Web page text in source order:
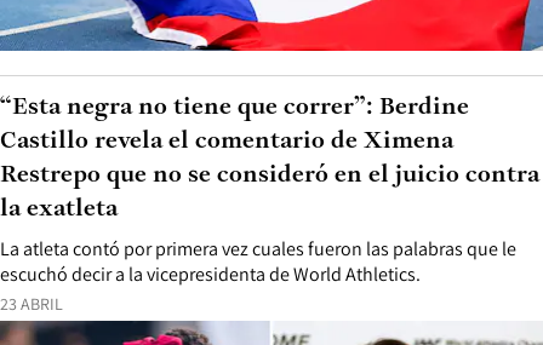
23 ABRIL
La atleta contó por primera vez cuales fueron las palabras que le
escuchó decir a la vicepresidenta de World Athletics.
“Esta negra no tiene que correr”: Berdine
Castillo revela el comentario de Ximena
Restrepo que no se consideró en el juicio contra
la exatleta